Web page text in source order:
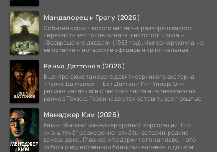
Мандалорец и Грогу (2026)
События космического вестерна разворачиваются
через пять лет после финала шестого эпизода —
«Возвращение джедая» (1983 год). Империя рухнула, но
её остатки — имперские офицеры и криминальные
Ранчо Даттонов (2026)
В центре сюжета нового девятисерийного вестерна
«Ранчо Даттонов» — Бет Даттон и Рип Уилер. Они
решают начать всё с чистого листа и переезжают на
ранчо в Техасе. Герои надеются оставить все прошлые
Менеджер Ким (2026)
Ким — обычный менеджер крупной корпорации. Его
жизнь течёт размеренно: отчёты, встречи, редкие
вечера дома. Главное, что держит его на плаву, — это
забота о единственном близком человеке, о дочери.